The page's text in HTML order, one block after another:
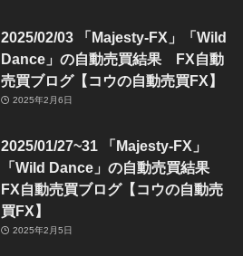
2025/02/03 「Majesty-FX」「Wild
Dance」の自動売買結果 FX自動
売買ブログ【コウの自動売買FX】
2025年2月6日
2025/01/27~31 「Majesty-FX」
「Wild Dance」の自動売買結果
FX自動売買ブログ【コウの自動売
買FX】
2025年2月5日